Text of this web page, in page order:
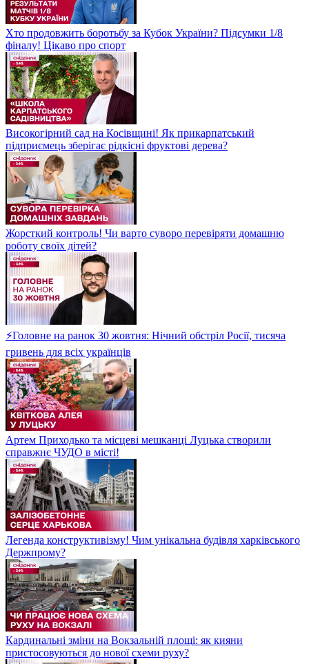
Хто продовжить боротьбу за Кубок України? Підсумки 1/8
фіналу! Цікаво про спорт
Високогірний сад на Косівщині! Як прикарпатський
підприємець зберігає рідкісні фруктові дерева?
Жорсткий контроль! Чи варто суворо перевіряти домашню
роботу своїх дітей?
⚡Головне на ранок 30 жовтня: Нічний обстріл Росії, тисяча
гривень для всіх українців
Артем Приходько та місцеві мешканці Луцька створили
справжнє ЧУДО в місті!
Легенда конструктивізму! Чим унікальна будівля харківського
Держпрому?
Кардинальні зміни на Вокзальній площі: як кияни
пристосовуються до нової схеми руху?